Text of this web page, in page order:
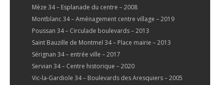
Mèze 34 – Esplanade du centre – 2008
Montblanc 34 – Aménagement centre village – 2019
Poussan 34 – Circulade boulevards – 2013
Saint Bauzille de Montmel 34 – Place mairie – 2013
Sérignan 34 – entrée ville – 2017
Servian 34 – Centre historique – 2020
Vic-la-Gardiole 34 – Boulevards des Aresquiers – 2005